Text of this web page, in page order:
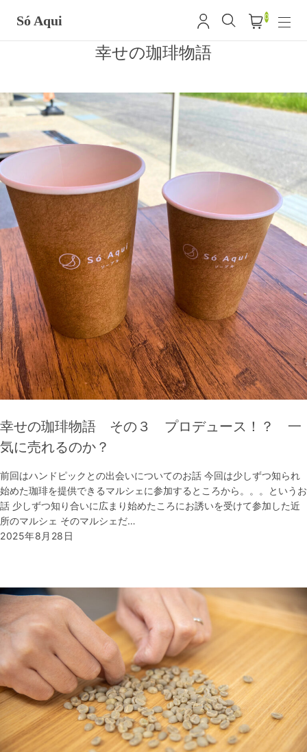
Só Aqui 0
幸せの珈琲物語
幸せの珈琲物語 その３ プロデュース！？ 一
気に売れるのか？
前回はハンドピックとの出会いについてのお話 今回は少しずつ知られ
始めた珈琲を提供できるマルシェに参加するところから。。。というお
話 少しずつ知り合いに広まり始めたころにお誘いを受けて参加した近
所のマルシェ そのマルシェだ…
2025年8月28日